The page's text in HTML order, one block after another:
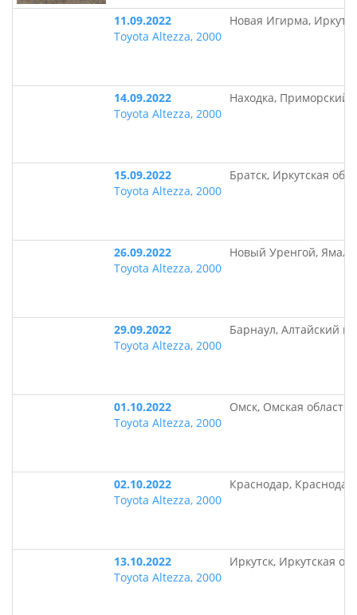
11.09.2022
Toyota Altezza, 2000
Новая Игирма,
14.09.2022
Toyota Altezza, 2000
Находка, Приморский
15.09.2022
Toyota Altezza, 2000
Братск, Иркутская
26.09.2022
Toyota Altezza, 2000
Новый Уренгой,
29.09.2022
Toyota Altezza, 2000
Барнаул, Алтайский
01.10.2022
Toyota Altezza, 2000
Омск, Омская область
02.10.2022
Toyota Altezza, 2000
Краснодар,
13.10.2022
Toyota Altezza, 2000
Иркутск, Иркутская